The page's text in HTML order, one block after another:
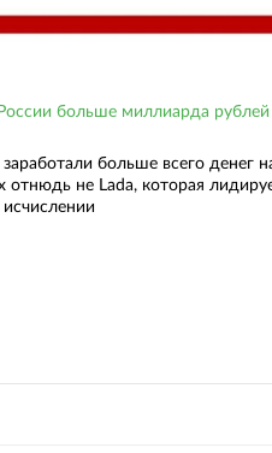
больше миллиарда рублей
больше всего денег
отнюдь не Lada, которая